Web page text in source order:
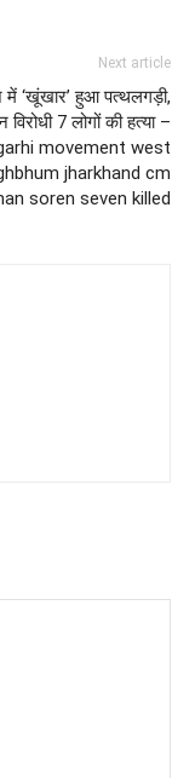
Next article
में ‘खूंखार’ हुआ पत्थलगड़ी,
7 लोगों की हत्या –
movement west
jharkhand cm
soren seven killed